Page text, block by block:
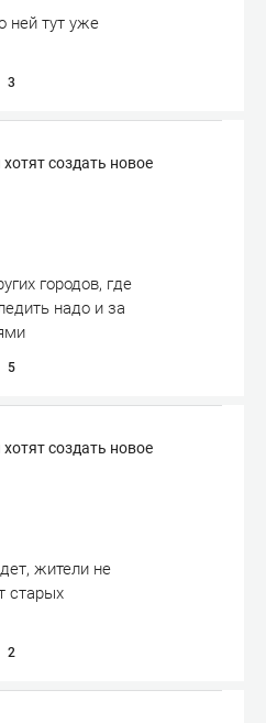
ней тут уже
3
создать новое
городов, где
надо и за
5
создать новое
жители не
старых
2